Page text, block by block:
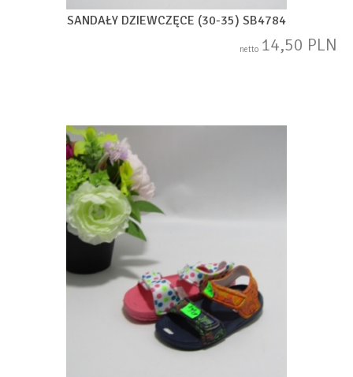
SANDAŁY DZIEWCZĘCE (30-35) SB4784
netto 14,50 PLN